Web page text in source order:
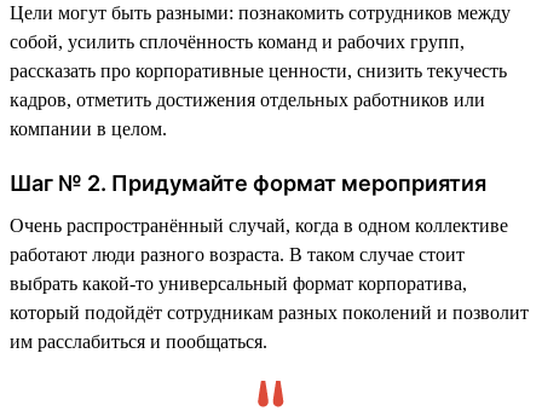
Цели могут быть разными: познакомить сотрудников между
собой, усилить сплочённость команд и рабочих групп,
рассказать про корпоративные ценности, снизить текучесть
кадров, отметить достижения отдельных работников или
компании в целом.
Шаг № 2. Придумайте формат мероприятия
Очень распространённый случай, когда в одном коллективе
работают люди разного возраста. В таком случае стоит
выбрать какой-то универсальный формат корпоратива,
который подойдёт сотрудникам разных поколений и позволит
им расслабиться и пообщаться.